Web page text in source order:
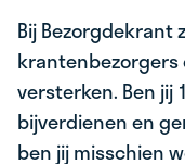
Bij Bezorgdekrant
krantenbezorgers
versterken. Ben jij
bijverdienen en
ben jij misschien